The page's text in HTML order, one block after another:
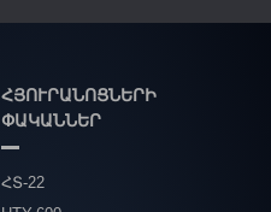
ՀՅՈՒՐԱՆՈՑՆԵՐԻ
ՓԱԿԱՆՆԵՐ
ՀՏ-22